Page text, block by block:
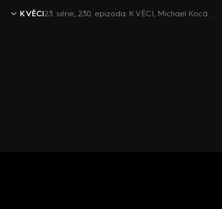
K VĚCI 23. série, 230. epizoda: K VĚCI, Michael Kocáb - 17.11. v 12:30